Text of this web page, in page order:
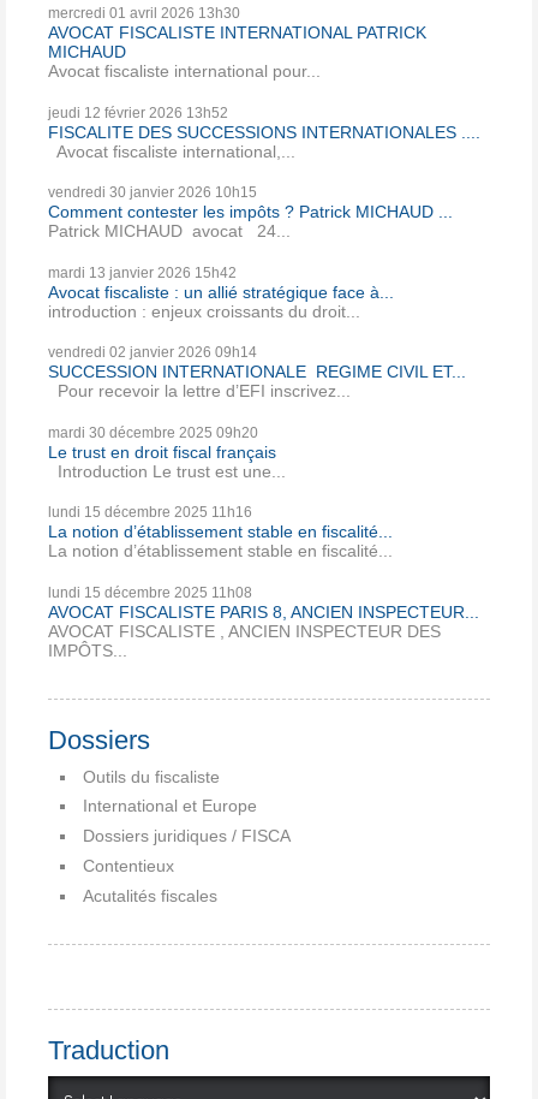
mercredi 01 avril 2026 13h30
AVOCAT FISCALISTE INTERNATIONAL PATRICK
MICHAUD
Avocat fiscaliste international pour...
jeudi 12 février 2026 13h52
FISCALITE DES SUCCESSIONS INTERNATIONALES ....
Avocat fiscaliste international,...
vendredi 30 janvier 2026 10h15
Comment contester les impôts ? Patrick MICHAUD ...
Patrick MICHAUD avocat 24...
mardi 13 janvier 2026 15h42
Avocat fiscaliste : un allié stratégique face à...
introduction : enjeux croissants du droit...
vendredi 02 janvier 2026 09h14
SUCCESSION INTERNATIONALE REGIME CIVIL ET...
Pour recevoir la lettre d’EFI inscrivez...
mardi 30 décembre 2025 09h20
Le trust en droit fiscal français
Introduction Le trust est une...
lundi 15 décembre 2025 11h16
La notion d’établissement stable en fiscalité...
La notion d’établissement stable en fiscalité...
lundi 15 décembre 2025 11h08
AVOCAT FISCALISTE PARIS 8, ANCIEN INSPECTEUR...
AVOCAT FISCALISTE , ANCIEN INSPECTEUR DES
IMPÔTS...
Dossiers
Outils du fiscaliste
International et Europe
Dossiers juridiques / FISCA
Contentieux
Acutalités fiscales
Traduction